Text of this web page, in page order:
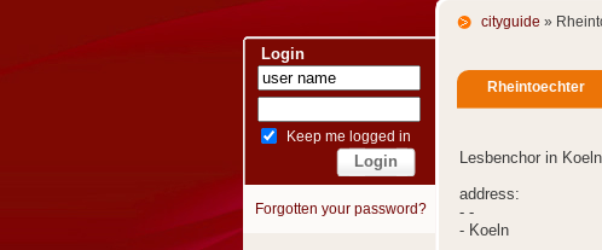
Login
Keep me logged in
Forgotten your password?
cityguide »
Rheintoechter
Lesbenchor in
address:
- -
- Koeln